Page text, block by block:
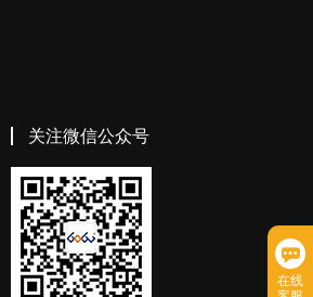
关注微信公众号
在线